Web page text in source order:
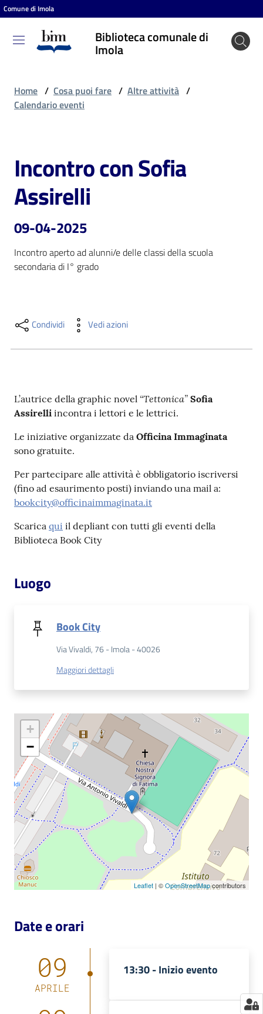
Vai al contenuto
Vai alla navigazione
Vai al footer
Comune di Imola
Biblioteca comunale di
Imola
Biblioteca
comunale
Cosa
puoi
fare
Scopri
i
Risorse
Casa
Piani
Archivio
storico
Decentrate
la
Catalogo
on line
Eventi
Chiedi al
Avvisi
Home / Cosa puoi fare / Altre attività /
Calendario eventi
Salta al contenuto
Incontro con Sofia
Assirelli
09-04-2025
Incontro aperto ad alunni/e delle classi della scuola
secondaria di I° grado
Condividi Vedi azioni
L’autrice della graphic novel “Tettonica” Sofia
Assirelli incontra i lettori e le lettrici.
Le iniziative organizzate da Officina Immaginata
sono gratuite.
Per partecipare alle attività è obbligatorio iscriversi
(fino ad esaurimento posti) inviando una mail a:
bookcity@officinaimmaginata.it
Scarica qui il depliant con tutti gli eventi della
Biblioteca Book City
Luogo
Book City
Via Vivaldi, 76 - Imola - 40026
Maggiori dettagli
+
−
Leaflet | ©OpenStreetMapcontributors
Date e orari
09
APRILE
13:30 -Inizio evento